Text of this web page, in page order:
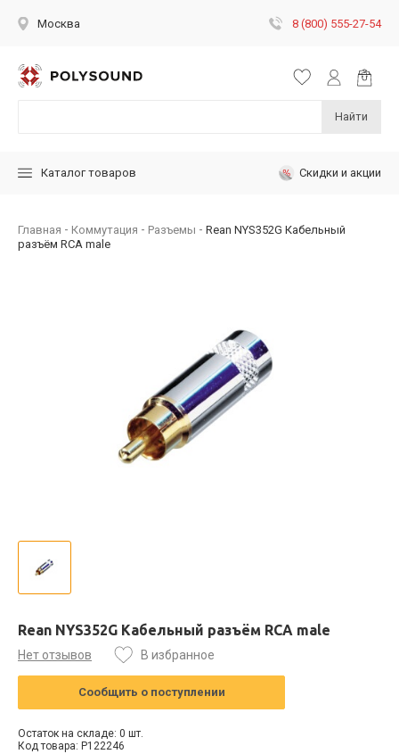
Москва 8 (800) 555-27-54
Найти
Каталог товаров Скидки и акции
Главная Коммутация Разъемы
Rean NYS352G Кабельный
разъём RCA male
Rean NYS352G Кабельный разъём RCA male
Нет отзывов В избранное
Сообщить о поступлении
Остаток на складе: 0 шт.
Код товара: P122246